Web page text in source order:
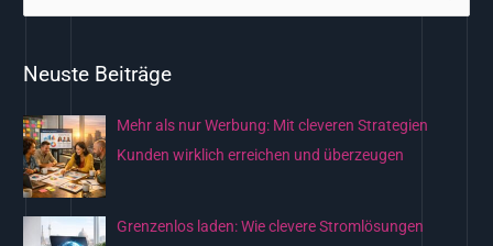
h
e
n
n
Neuste Beiträge
Mehr als nur Werbung: Mit cleveren Strategien
Kunden wirklich erreichen und überzeugen
Grenzenlos laden: Wie clevere Stromlösungen